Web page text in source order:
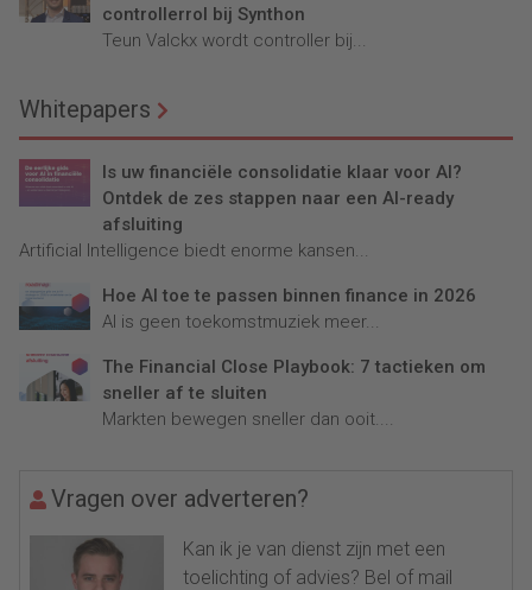
controllerrol bij Synthon
Teun Valckx wordt controller bij...
Whitepapers
Is uw financiële consolidatie klaar voor AI?
Ontdek de zes stappen naar een AI-ready
afsluiting
Artificial Intelligence biedt enorme kansen...
Hoe AI toe te passen binnen finance in 2026
AI is geen toekomstmuziek meer...
The Financial Close Playbook: 7 tactieken om
sneller af te sluiten
Markten bewegen sneller dan ooit....
Vragen over adverteren?
Kan ik je van dienst zijn met een
toelichting of advies? Bel of mail